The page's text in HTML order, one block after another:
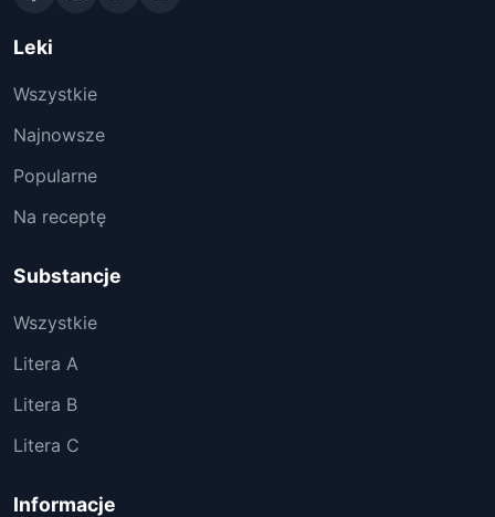
Leki
Wszystkie
Najnowsze
Popularne
Na receptę
Substancje
Wszystkie
Litera A
Litera B
Litera C
Informacje